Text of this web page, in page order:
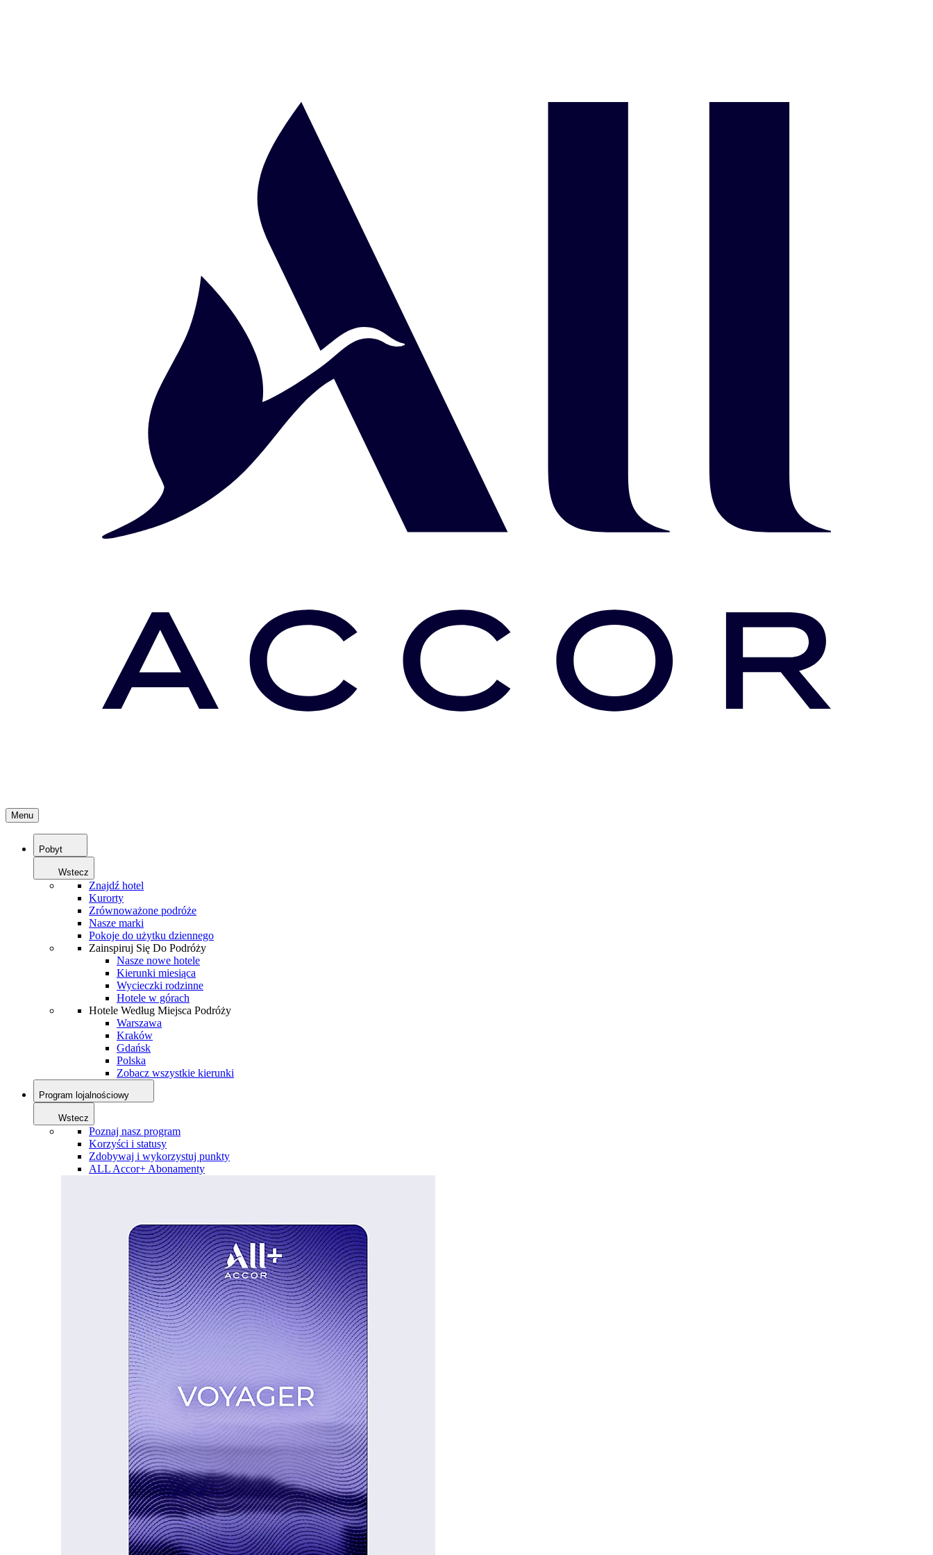
Menu
Pobyt
Wstecz
Znajdź hotel
Kurorty
Zrównoważone podróże
Nasze marki
Pokoje do użytku dziennego
Zainspiruj Się Do Podróży
Nasze nowe hotele
Kierunki miesiąca
Wycieczki rodzinne
Hotele w górach
Hotele Według Miejsca Podróży
Warszawa
Kraków
Gdańsk
Polska
Zobacz wszystkie kierunki
Program lojalnościowy
Wstecz
Poznaj nasz program
Korzyści i statusy
Zdobywaj i wykorzystuj punkty
ALL Accor+ Abonamenty